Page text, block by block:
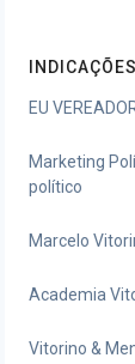
EU
Marketing
político
Marcelo
Academia
Vitorino &